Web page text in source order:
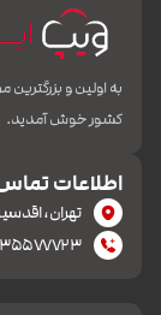
به اولین و
کشور خوش آمدید.
اطلاعات
تهران،